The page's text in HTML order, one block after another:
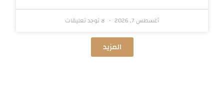
أغسطس 7, 2026 لا توجد تعليقات
المزيد